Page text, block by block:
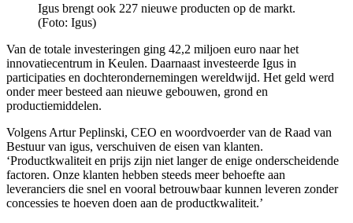
Igus brengt ook 227 nieuwe producten op de markt.
(Foto: Igus)
Van de totale investeringen ging 42,2 miljoen euro naar het
innovatiecentrum in Keulen. Daarnaast investeerde Igus in
participaties en dochterondernemingen wereldwijd. Het geld werd
onder meer besteed aan nieuwe gebouwen, grond en
productiemiddelen.
Volgens Artur Peplinski, CEO en woordvoerder van de Raad van
Bestuur van igus, verschuiven de eisen van klanten.
‘Productkwaliteit en prijs zijn niet langer de enige onderscheidende
factoren. Onze klanten hebben steeds meer behoefte aan
leveranciers die snel en vooral betrouwbaar kunnen leveren zonder
concessies te hoeven doen aan de productkwaliteit.’